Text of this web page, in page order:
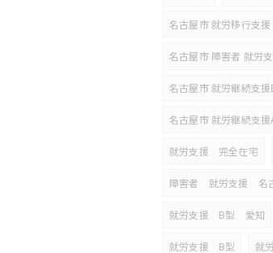
名古屋市 就労移行支援
名古屋市 障害者 就労
名古屋市 就労継続支援
名古屋市 就労継続支援
就労支援 完全在宅
障害者 就労支援 名
就労支援 B型 愛知
就労支援 B型 就